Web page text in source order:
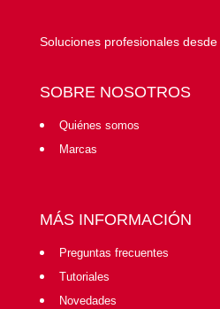
Soluciones profesionales
SOBRE NOSOTROS
Quiénes somos
Marcas
MÁS INFORMACIÓN
Preguntas frecuentes
Tutoriales
Novedades